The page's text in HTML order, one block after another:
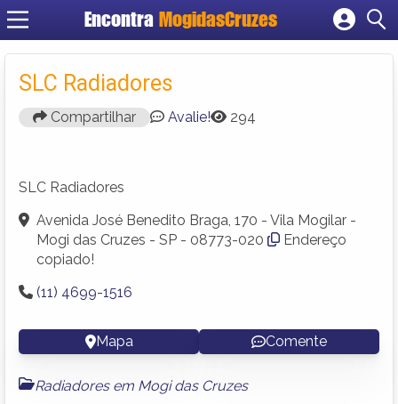
Encontra MogidasCruzes
Cadastrar empresa
SLC Radiadores
Compartilhar Avalie! 294
SLC Radiadores
Avenida José Benedito Braga, 170 - Vila Mogilar -
Mogi das Cruzes - SP - 08773-020
Endereço
copiado!
(11) 4699-1516
Mapa Comente
Radiadores em Mogi das Cruzes